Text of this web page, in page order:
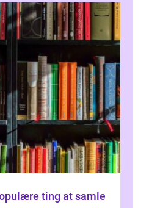
ting at samle